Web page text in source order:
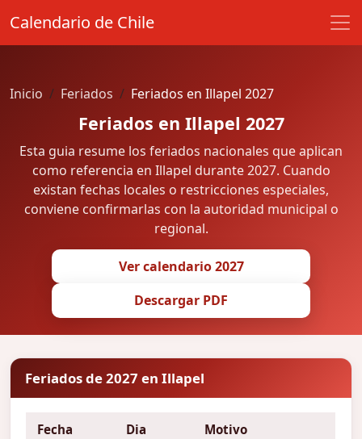
Calendario de Chile
Inicio Feriados Feriados en Illapel 2027
Feriados en Illapel 2027
Esta guia resume los feriados nacionales que aplican
como referencia en Illapel durante 2027. Cuando
existan fechas locales o restricciones especiales,
conviene confirmarlas con la autoridad municipal o
regional.
Ver calendario 2027
Descargar PDF
Feriados de 2027 en Illapel
Fecha Dia Motivo